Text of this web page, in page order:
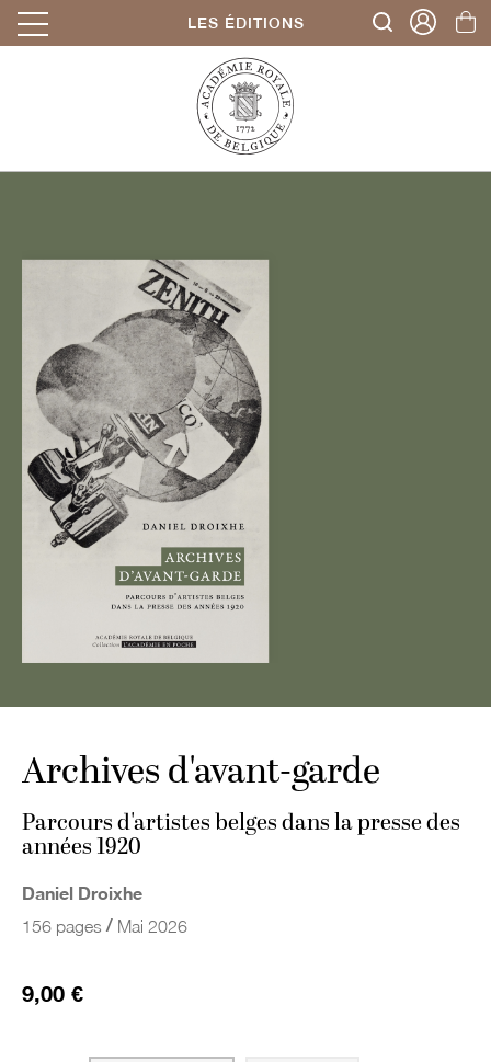
LES ÉDITIONS
Archives d'avant-garde
Parcours d'artistes belges dans la presse des
années 1920
Daniel Droixhe
156 pages / Mai 2026
9,00 €